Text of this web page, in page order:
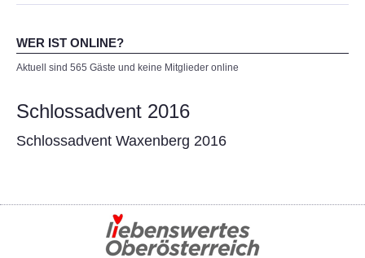
WER IST ONLINE?
Aktuell sind 565 Gäste und keine Mitglieder online
Schlossadvent 2016
Schlossadvent Waxenberg 2016